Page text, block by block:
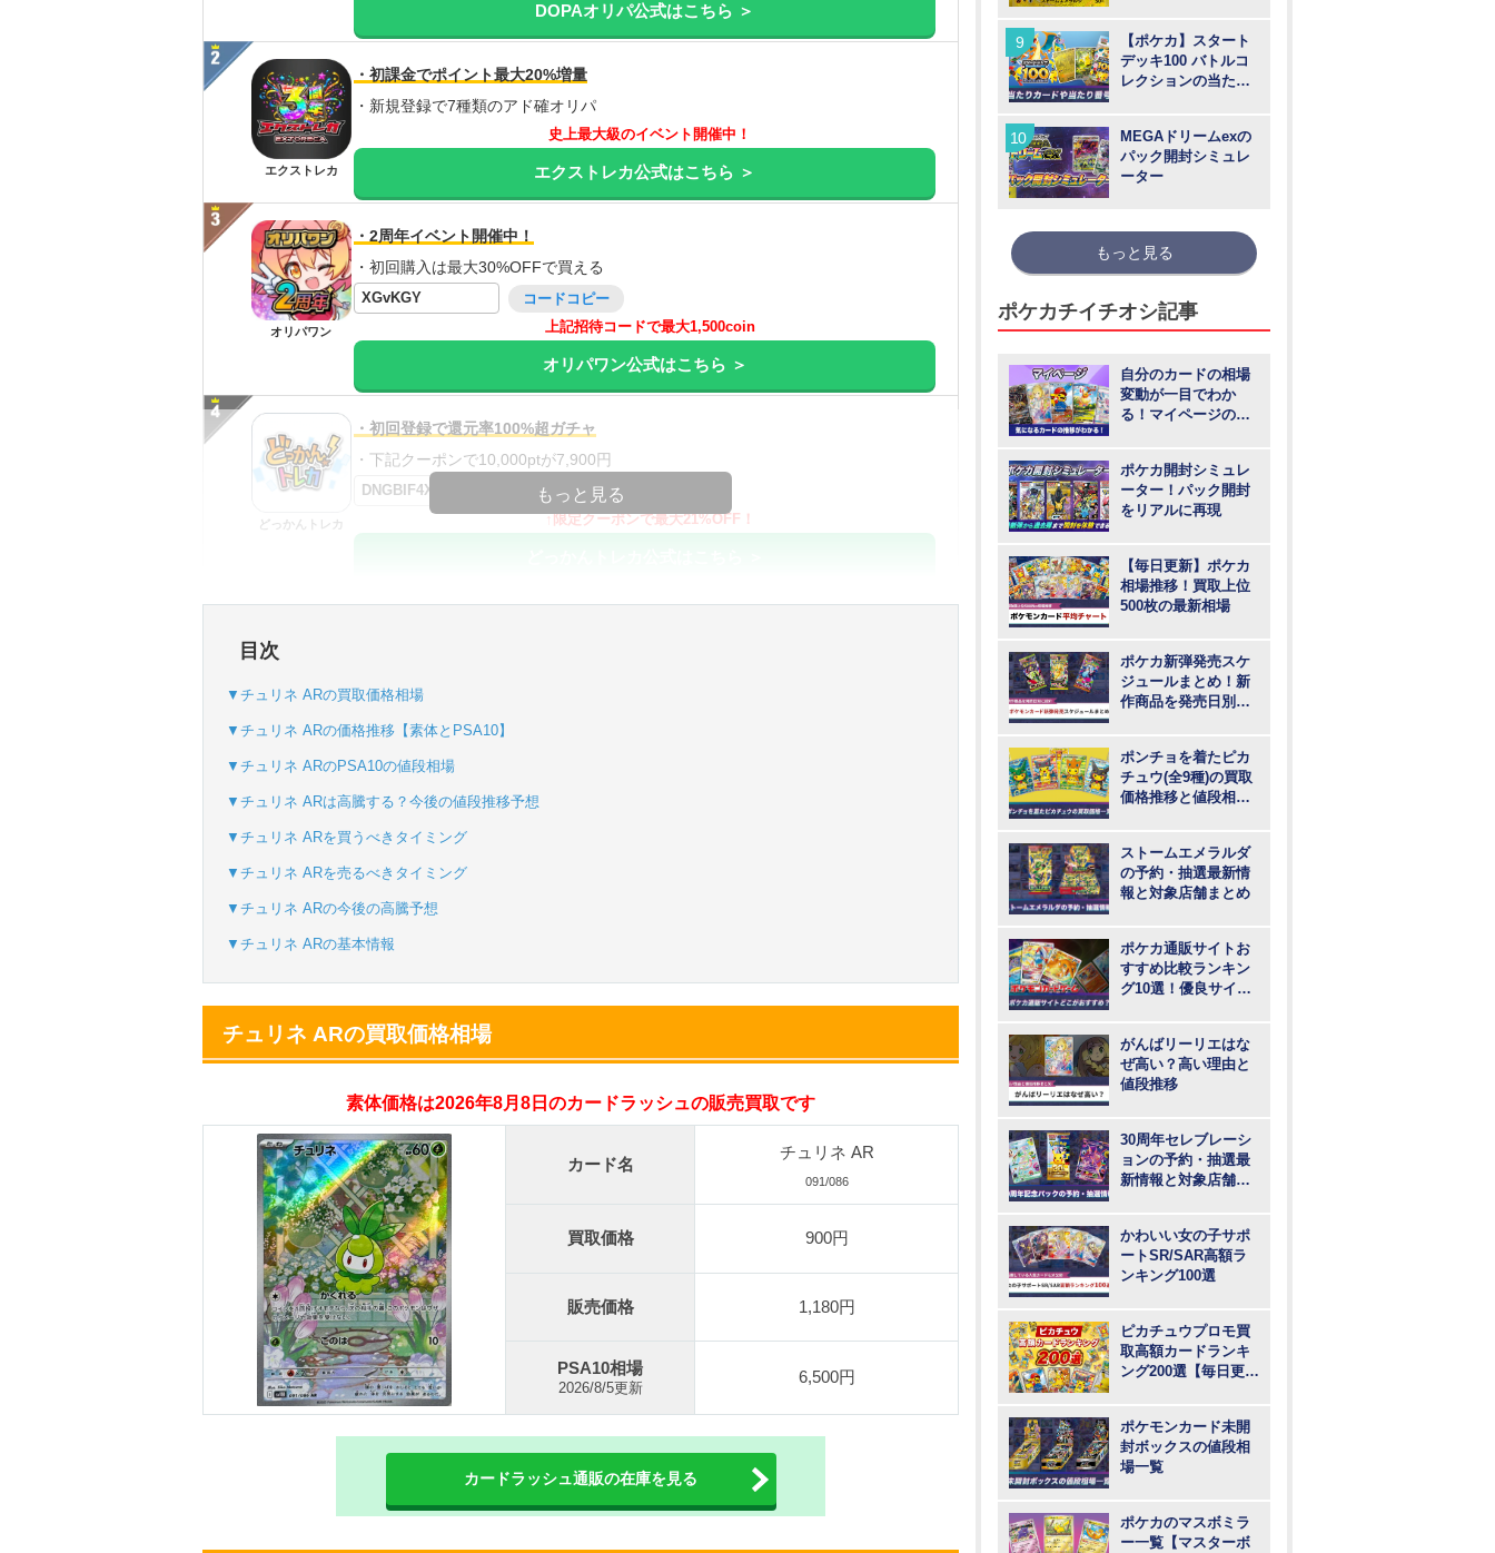
DOPAオリパ公式はこちら ＞
エクストレカ
・初課金でポイント最大20%増量
・新規登録で7種類のアド確オリパ
史上最大級のイベント開催中！
エクストレカ公式はこちら ＞
オリパワン
・2周年イベント開催中！
・初回購入は最大30%OFFで買える
XGvKGY
コードコピー
上記招待コードで最大1,500coin
オリパワン公式はこちら ＞
どっかんトレカ
・初回登録で還元率100%超ガチャ
・下記クーポンで10,000ptが7,900円
DNGBIF4X
コードコピー
↑限定クーポンで最大21%OFF！
オリパスタジアム
・atone・ペイディ対応！
・新規登録で6種類アド確解禁
・初回購入は500coinが50円
TORAオリパ
・リリース1周年イベント開催中！
・新規登録で最大90%OFF
TORAオリパ公式はこちら ＞
もっと見る
目次
▼チュリネ ARの買取価格相場
▼チュリネ ARの価格推移【素体とPSA10】
▼チュリネ ARのPSA10の値段相場
▼チュリネ ARは高騰する？今後の値段推移予想
▼チュリネ ARを買うべきタイミング
▼チュリネ ARを売るべきタイミング
▼チュリネ ARの今後の高騰予想
▼チュリネ ARの基本情報
チュリネ ARの買取価格相場
素体価格は2026年8月8日のカードラッシュの販売買取です
カード名
チュリネ AR
091/086
買取価格 900円
販売価格 1,180円
PSA10相場
2026/8/5更新
6,500円
カードラッシュ通販の在庫を見る
【ポケカ】スタート
デッキ100 バトルコ
レクションの当たり
MEGAドリームexの
パック開封シミュレ
ーター
もっと見る
ポケカチイチオシ記事
自分のカードの相場
変動が一目でわか
る！マイページの登
ポケカ開封シミュレ
ーター！パック開封
をリアルに再現
【毎日更新】ポケカ
相場推移！買取上位
500枚の最新相場
ポケカ新弾発売スケ
ジュールまとめ！新
作商品を発売日別に
ポンチョを着たピカ
チュウ(全9種)の買取
価格推移と値段相
ストームエメラルダ
の予約・抽選最新情
報と対象店舗まとめ
ポケカ通販サイトお
すすめ比較ランキン
グ10選！優良サイト
がんばリーリエはな
ぜ高い？高い理由と
値段推移
30周年セレブレーシ
ョンの予約・抽選最
新情報と対象店舗ま
かわいい女の子サポ
ートSR/SAR高額ラ
ンキング100選
ピカチュウプロモ買
取高額カードランキ
ング200選【毎日更
ポケモンカード未開
封ボックスの値段相
場一覧
ポケカのマスボミラ
ー一覧【マスターボ